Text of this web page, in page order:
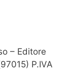
– Editore
P.IVA